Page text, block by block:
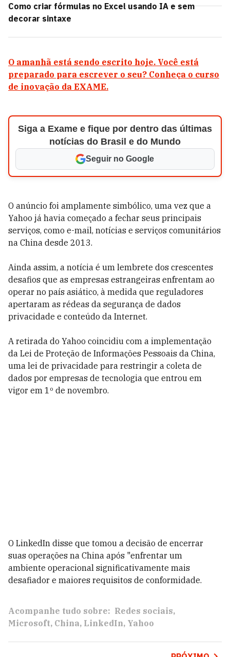
Como criar fórmulas no Excel usando IA e sem
decorar sintaxe
O amanhã está sendo escrito hoje. Você está
preparado para escrever o seu? Conheça o curso
de inovação da EXAME.
Siga a Exame e fique por dentro das últimas
notícias do Brasil e do Mundo
Seguir no Google
O anúncio foi amplamente simbólico, uma vez que a
Yahoo já havia começado a fechar seus principais
serviços, como e-mail, notícias e serviços comunitários
na China desde 2013.
Ainda assim, a notícia é um lembrete dos crescentes
desafios que as empresas estrangeiras enfrentam ao
operar no país asiático, à medida que reguladores
apertaram as rédeas da segurança de dados
privacidade e conteúdo da Internet.
A retirada do Yahoo coincidiu com a implementação
da Lei de Proteção de Informações Pessoais da China,
uma lei de privacidade para restringir a coleta de
dados por empresas de tecnologia que entrou em
vigor em 1º de novembro.
O LinkedIn disse que tomou a decisão de encerrar
suas operações na China após "enfrentar um
ambiente operacional significativamente mais
desafiador e maiores requisitos de conformidade.
Acompanhe tudo sobre: Redes sociais
Microsoft China LinkedIn Yahoo